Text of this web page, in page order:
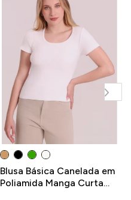
Blusa Básica Canelada em
Poliamida Manga Curta